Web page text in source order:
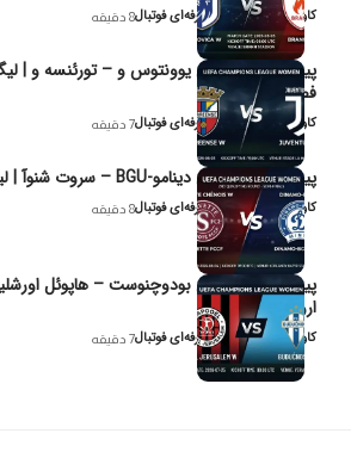
کاوه نیک‌فر، تحلیل‌گر حرفه‌ای فوتبال8 دقیقه
پیش‌بینی و تحلیل یوونتوس و – تورئنسه و | لیگ
فصل ۲۰۲۶
کاوه نیک‌فر، تحلیل‌گر حرفه‌ای فوتبال7 دقیقه
پیش‌بینی و تحلیل دینامو-BGU – سروت شنوآ | لیگ قهرمانان زنان اروپا
کاوه نیک‌فر، تحلیل‌گر حرفه‌ای فوتبال8 دقیقه
پیش‌بینی و تحلیل بودوچنوست – هاپوئل
اروپا
کاوه نیک‌فر، تحلیل‌گر حرفه‌ای فوتبال7 دقیقه